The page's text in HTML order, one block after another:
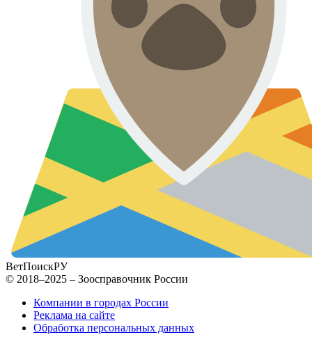
ВетПоискРУ
© 2018–2025 – Зоосправочник России
Компании в городах России
Реклама на сайте
Обработка персональных данных